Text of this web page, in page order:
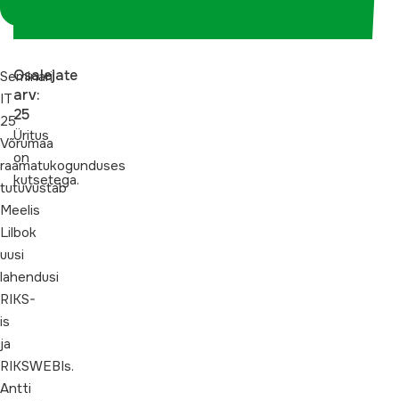
Seminaril
IT
25
Võrumaa
raamatukogunduses
tutuvustab
Meelis
Lilbok
uusi
lahendusi
RIKS-
is
ja
RIKSWEBIs.
Antti
Osalejate
arv:
25
Üritus
on
kutsetega.